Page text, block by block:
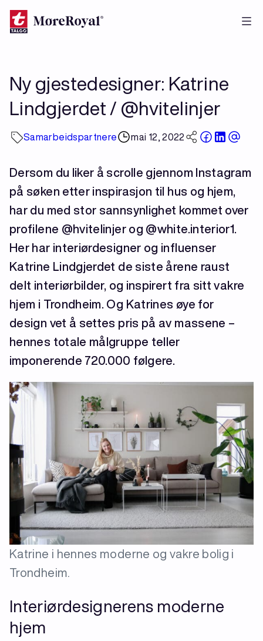
Hopp
Ny gjestedesigner: Katrine
Lindgjerdet / @hvitelinjer
Samarbeidspartnere mai 12, 2022
Dersom du liker å scrolle gjennom Instagram
på søken etter inspirasjon til hus og hjem,
har du med stor sannsynlighet kommet over
profilene @hvitelinjer og @white.interior1.
Her har interiørdesigner og influenser
Katrine Lindgjerdet de siste årene raust
delt interiørbilder, og inspirert fra sitt vakre
hjem i Trondheim. Og Katrines øye for
design vet å settes pris på av massene –
hennes totale målgruppe teller
imponerende 720.000 følgere.
Katrine i hennes moderne og vakre bolig i
Trondheim.
Interiørdesignerens moderne
hjem